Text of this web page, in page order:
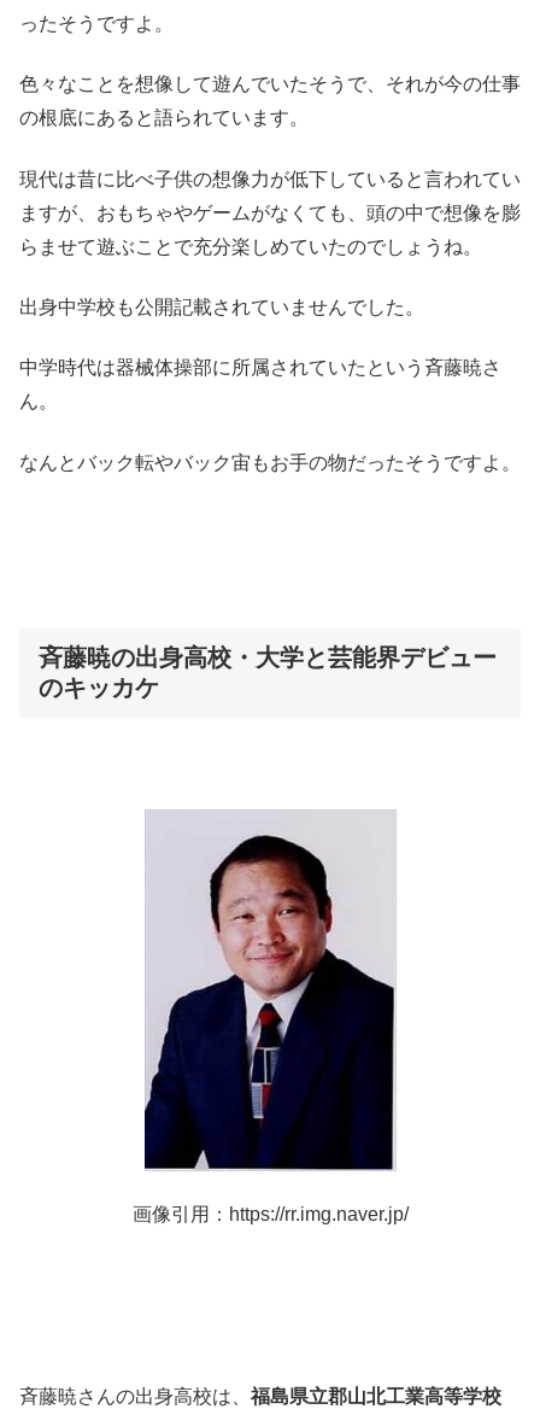
ったそうですよ。
色々なことを想像して遊んでいたそうで、それが今の仕事
の根底にあると語られています。
現代は昔に比べ子供の想像力が低下していると言われてい
ますが、おもちゃやゲームがなくても、頭の中で想像を膨
らませて遊ぶことで充分楽しめていたのでしょうね。
出身中学校も公開記載されていませんでした。
中学時代は器械体操部に所属されていたという斉藤暁さ
ん。
なんとバック転やバック宙もお手の物だったそうですよ。
斉藤暁の出身高校・大学と芸能界デビュー
のキッカケ
画像引用：https://rr.img.naver.jp/
斉藤暁さんの出身高校は、 福島県立郡山北工業高等学校